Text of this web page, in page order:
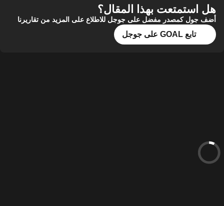
هل استمتعت بهذا المقال؟
أضف جول كمصدر مفضل على جوجل للاطلاع على المزيد من تقاريرنا
تابع GOAL على جوجل